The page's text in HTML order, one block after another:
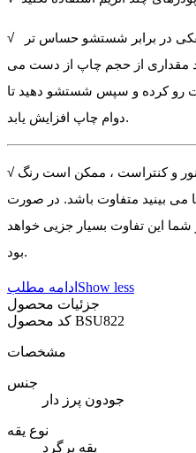
√ برخی از چاپ ها مانند چاپ های پفکی در برابر شستشو حساس تر
مقداری از حجم چاپ از دست می
رو کرده و سپس شستشو دهید تا
دوام چاپ افزایش یابد.
√ به دلیل تفاوت مانیتور ها در رنگ و نور و کنتراست ، ممکن است رنگ
می بینید متفاوت باشد. در صورت
شما این تفاوت بسیار جزیی خواهد
بود.
ادامه مطلب Show less
جزئیات محصول
BSU822
مشخصات
جنس
جودون پرز دار
نوع یقه
یقه برگرد